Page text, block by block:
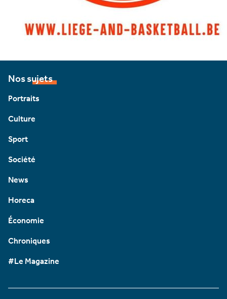
Nos sujets
Portraits
Culture
Sport
Société
News
Horeca
Économie
Chroniques
#Le Magazine